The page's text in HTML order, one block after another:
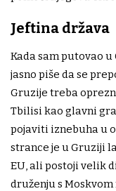
Jeftina država
Kada sam putovao
jasno piše da se
Gruzije treba
Tbilisi kao glavni
pojaviti iznebuha u
strance je u Gruziji
EU, ali postoji velik
druženju s